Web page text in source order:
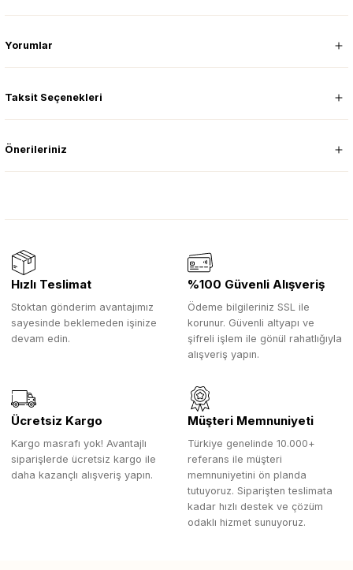
Yorumlar
Taksit Seçenekleri
Önerileriniz
Hızlı Teslimat
Stoktan gönderim avantajımız
sayesinde beklemeden işinize
devam edin.
%100 Güvenli Alışveriş
Ödeme bilgileriniz SSL ile
korunur. Güvenli altyapı ve
şifreli işlem ile gönül rahatlığıyla
alışveriş yapın.
Ücretsiz Kargo
Kargo masrafı yok! Avantajlı
siparişlerde ücretsiz kargo ile
daha kazançlı alışveriş yapın.
Müşteri Memnuniyeti
Türkiye genelinde 10.000+
referans ile müşteri
memnuniyetini ön planda
tutuyoruz. Siparişten teslimata
kadar hızlı destek ve çözüm
odaklı hizmet sunuyoruz.